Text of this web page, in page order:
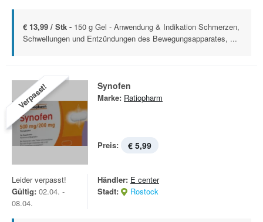
€ 13,99 / Stk - 150 g Gel - Anwendung & Indikation Schmerzen,
Schwellungen und Entzündungen des Bewegungsapparates, ...
Verpasst! Synofen
Marke: Ratiopharm
Preis: € 5,99
Leider verpasst!
Gültig: 02.04. -
08.04.
Händler: E center
Stadt:
Rostock